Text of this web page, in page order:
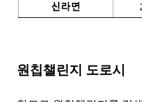
원칩챌린지 도로시